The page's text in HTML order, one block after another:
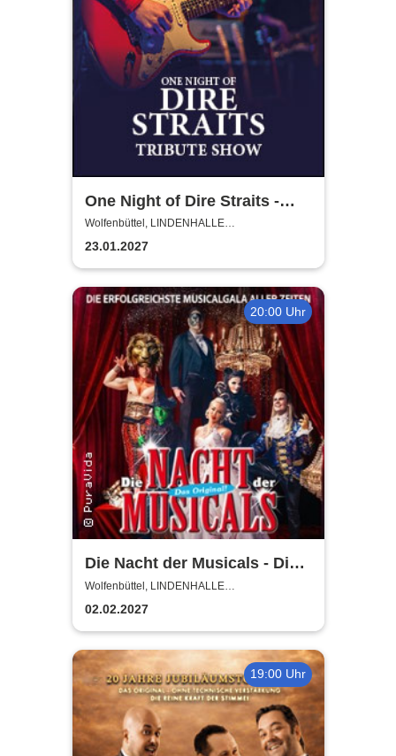
One Night of Dire Straits -
Tribute Show
Wolfenbüttel, LINDENHALLE
WOLFENBÜTTEL
23.01.2027
20:00 Uhr
Die Nacht der Musicals - Die
erfolgreichste Musicalgala
aller Zeiten
Wolfenbüttel, LINDENHALLE
WOLFENBÜTTEL
02.02.2027
19:00 Uhr